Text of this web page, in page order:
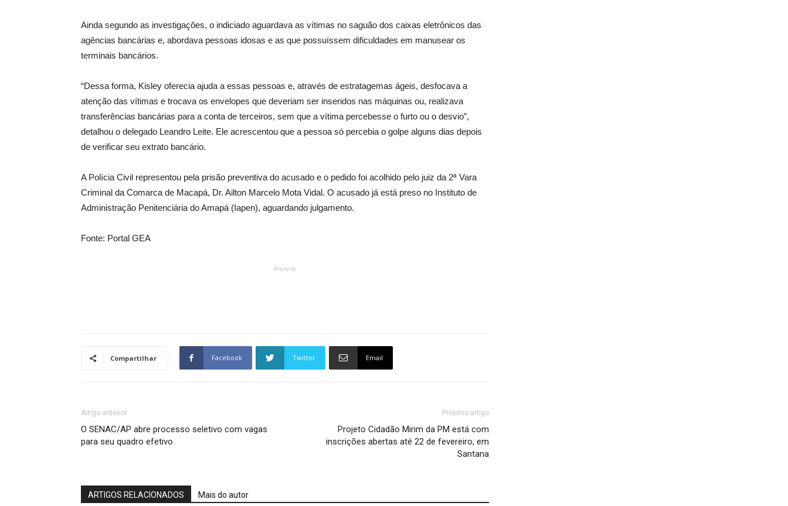
Ainda segundo as investigações, o indiciado aguardava as vítimas no saguão dos caixas eletrônicos das
agências bancárias e, abordava pessoas idosas e as que possuíssem dificuldades em manusear os
terminais bancários.
“Dessa forma, Kisley oferecia ajuda a essas pessoas e, através de estratagemas ágeis, desfocava a
atenção das vítimas e trocava os envelopes que deveriam ser inseridos nas máquinas ou, realizava
transferências bancárias para a conta de terceiros, sem que a vítima percebesse o furto ou o desvio”,
detalhou o delegado Leandro Leite. Ele acrescentou que a pessoa só percebia o golpe alguns dias depois
de verificar seu extrato bancário.
A Polícia Civil representou pela prisão preventiva do acusado e o pedido foi acolhido pelo juiz da 2ª Vara
Criminal da Comarca de Macapá, Dr. Ailton Marcelo Mota Vidal. O acusado já está preso no Instituto de
Administração Penitenciária do Amapá (Iapen), aguardando julgamento.
Fonte: Portal GEA
Anúncio
Compartilhar Facebook Twitter Email
Artigo anterior
O SENAC/AP abre processo seletivo com vagas
para seu quadro efetivo
Próximo artigo
Projeto Cidadão Mirim da PM está com
inscrições abertas até 22 de fevereiro, em
Santana
ARTIGOS RELACIONADOS Mais do autor